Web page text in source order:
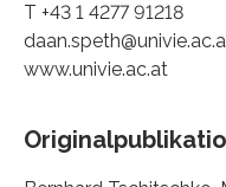
T +43 1 4277 91218
www.univie.ac.at